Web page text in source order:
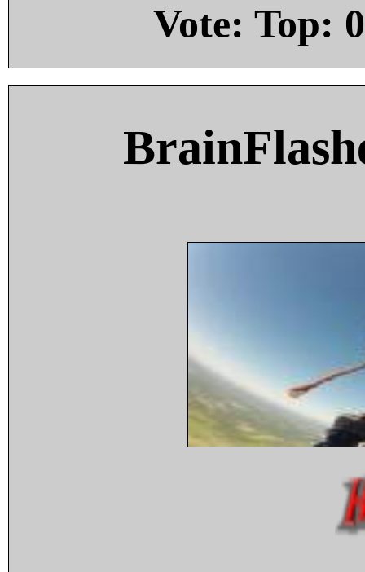
Vote: Top: 0